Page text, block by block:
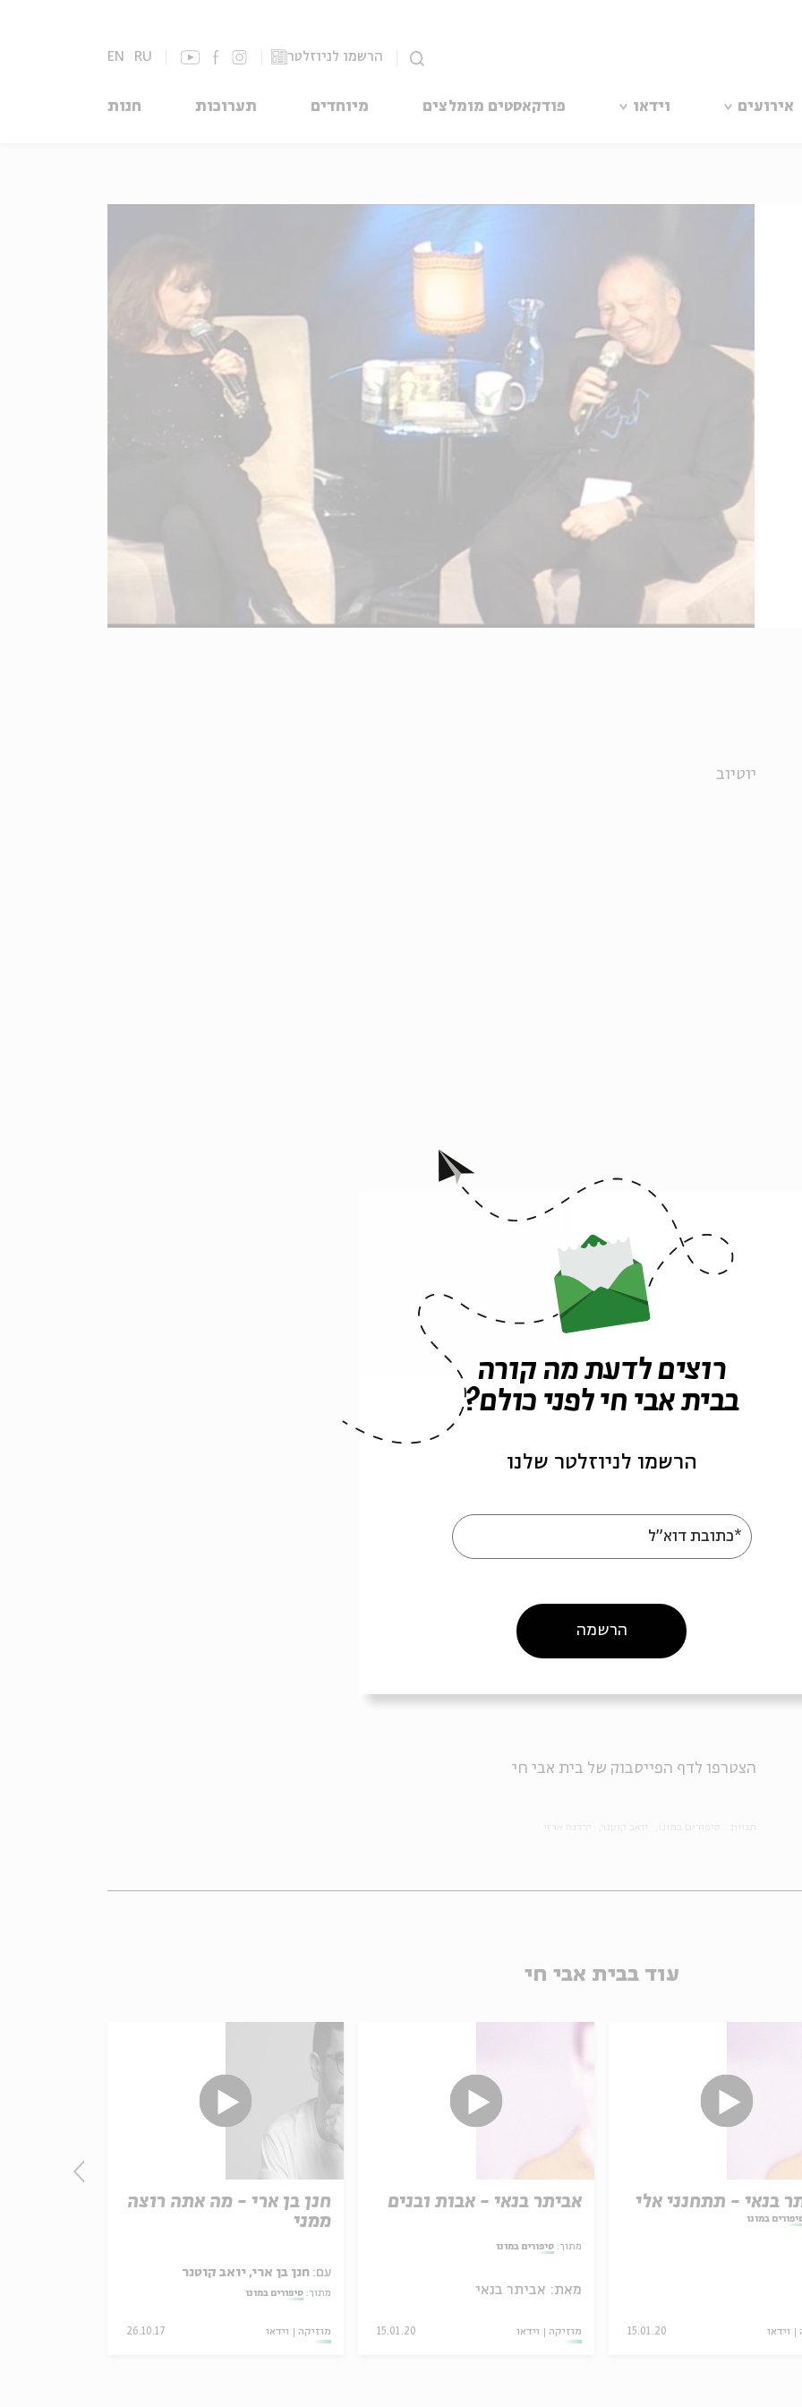
הרשמו לניוזלטר EN RU
אירועים וידאו פודקאסטים מומלצים מיוחדים תערוכות חנות
יוטיוב
הצטרפו לדף הפייסבוק של בית אבי חי
הצטרפו לדף הפייסבוק של בית אבי חי
עוד בבית אבי חי
חנן בן ארי - מה אתה רוצה
ממני
עם: חנן בן ארי, יואב קוטנר
מתוך: סיפורים במונו
מוזיקה וידאו 26.10.17
אביתר בנאי - אבות ובנים
מתוך: סיפורים במונו
מאת: אביתר בנאי
מוזיקה וידאו 15.01.20
בנאי - תתחנני אלי
במונו
וידאו 15.01.20
רוצים לדעת מה קורה
בבית אבי חי לפני כולם?
הרשמו לניוזלטר שלנו
*כתובת דוא"ל
הרשמה